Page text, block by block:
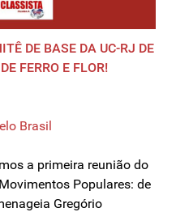
DE BASE DA UC-RJ DE
FERRO E FLOR!
Brasil
a primeira reunião do
Populares: de
Gregório